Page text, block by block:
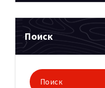
Поиск
Поиск